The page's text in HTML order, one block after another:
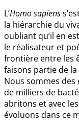
L’Homo sapiens
la hiérarchie du
oubliant qu’il en
le réalisateur et
frontière entre les
faisons partie de
Nous sommes
de milliers de
abritons et avec
évoluons dans ce